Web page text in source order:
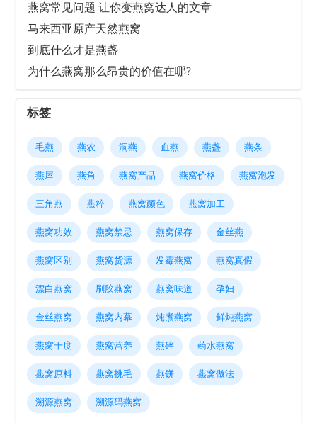
燕窝常见问题 让你变燕窝达人的文章
马来西亚原产天然燕窝
到底什么才是燕盏
为什么燕窝那么昂贵的价值在哪?
标签
毛燕 燕农 洞燕 血燕 燕盏 燕条
燕屋 燕角 燕窝产品 燕窝价格 燕窝泡发
三角燕 燕粹 燕窝颜色 燕窝加工
燕窝功效 燕窝禁忌 燕窝保存 金丝燕
燕窝区别 燕窝货源 发霉燕窝 燕窝真假
漂白燕窝 刷胶燕窝 燕窝味道 孕妇
金丝燕窝 燕窝内幕 炖煮燕窝 鲜炖燕窝
燕窝干度 燕窝营养 燕碎 药水燕窝
燕窝原料 燕窝挑毛 燕饼 燕窝做法
溯源燕窝 溯源码燕窝